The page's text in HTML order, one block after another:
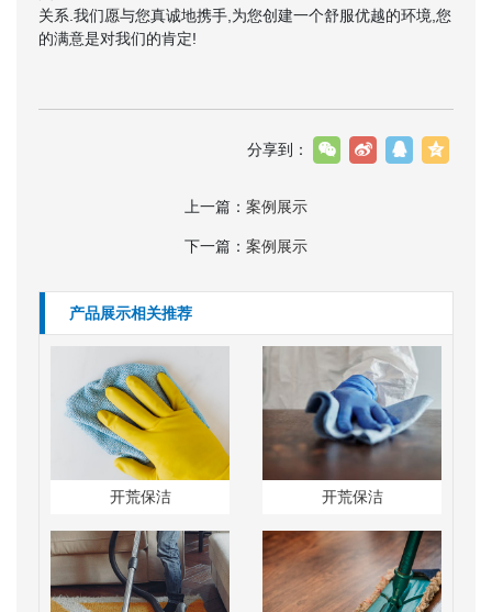
关系.我们愿与您真诚地携手,为您创建一个舒服优越的环境,您
的满意是对我们的肯定!
上一篇： 案例展示
下一篇： 案例展示
分享到：
产品展示相关推荐
开荒保洁 开荒保洁